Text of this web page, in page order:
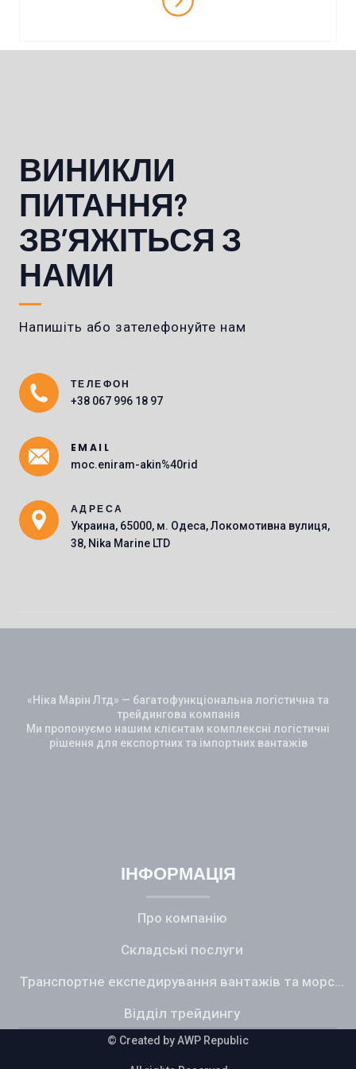
ВИНИКЛИ
ПИТАННЯ?
ЗВ’ЯЖІТЬСЯ З
НАМИ
Напишіть або зателефонуйте нам
ТЕЛЕФОН
+38 067 996 18 97
Main Icons
EMAIL
moc.eniram-akin%40rid
АДРЕСА
Украина, 65000, м. Одеса, Локомотивна вулиця,
38, Nika Marine LTD
«Ніка Марін Лтд» — багатофункціональна логістична та
трейдингова компанія
Ми пропонуємо нашим клієнтам комплексні логістичні
рішення для експортних та імпортних вантажів
ІНФОРМАЦІЯ
Про компанію
Складські послуги
Транспортне експедирування вантажів та морський фрахт
Відділ трейдингу
© Created by AWP Republic